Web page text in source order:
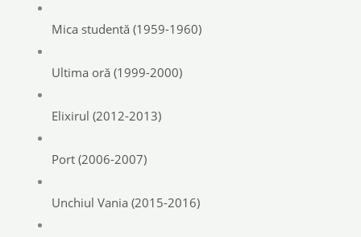
Mica studentă (1959-1960)
Ultima oră (1999-2000)
Elixirul (2012-2013)
Port (2006-2007)
Unchiul Vania (2015-2016)